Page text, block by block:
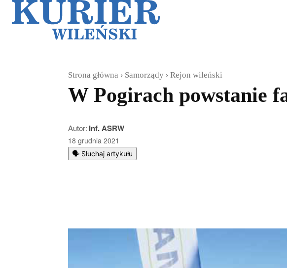
Strona główna Samorządy Rejon wileński
W Pogirach powstanie
Autor: Inf. ASRW
18 grudnia 2021
🗣️ Słuchaj artykułu